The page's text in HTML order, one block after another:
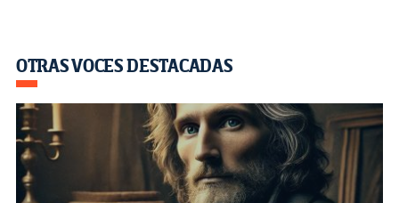
OTRAS VOCES DESTACADAS